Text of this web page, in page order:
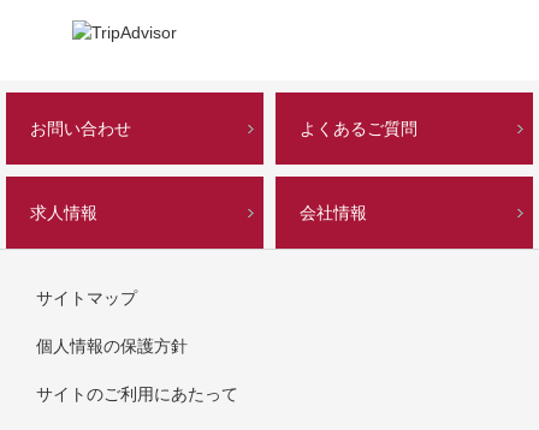
お問い合わせ よくあるご質問
求人情報 会社情報
サイトマップ
個人情報の保護方針
サイトのご利用にあたって